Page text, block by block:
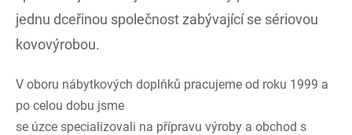
jednu dceřinou společnost zabývající se sériovou
kovovýrobou.
V oboru nábytkových doplňků pracujeme od roku 1999 a
po celou dobu jsme
se úzce specializovali na přípravu výroby a obchod s